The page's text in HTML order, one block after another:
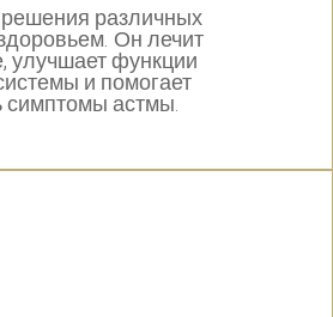
различных
Он лечит
улучшает функции
и помогает
симптомы астмы.